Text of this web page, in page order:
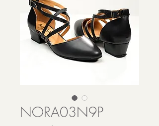
NORA03N9P